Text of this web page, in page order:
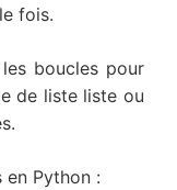
fois.
boucles pour
de liste liste ou
en Python :